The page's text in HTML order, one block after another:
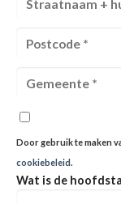
Door gebruik te maken
cookiebeleid.
Wat is de